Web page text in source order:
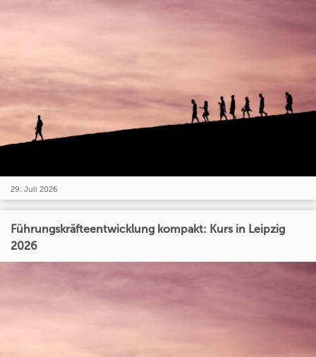
29. Juli 2026
Führungskräfteentwicklung kompakt: Kurs in Leipzig
2026